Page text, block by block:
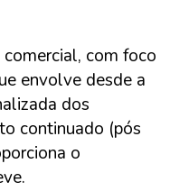
com foco
envolve desde a
dos
continuado (pós
o